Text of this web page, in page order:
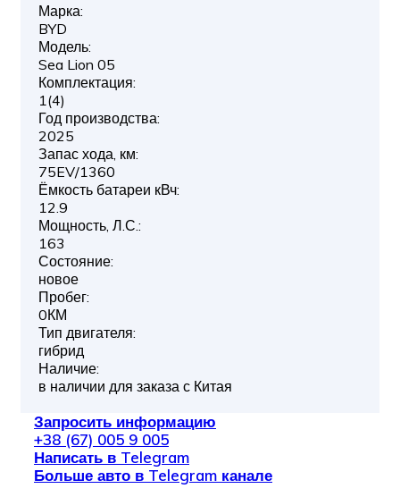
Марка:
BYD
Модель:
Sea Lion 05
Комплектация:
1(4)
Год производства:
2025
Запас хода, км:
75EV/1360
Ёмкость батареи кВч:
12.9
Мощность, Л.С.:
163
Состояние:
новое
Пробег:
0КМ
Тип двигателя:
гибрид
Наличие:
в наличии для заказа с Китая
Запросить информацию
+38 (67) 005 9 005
Написать в Telegram
Больше авто в Telegram канале